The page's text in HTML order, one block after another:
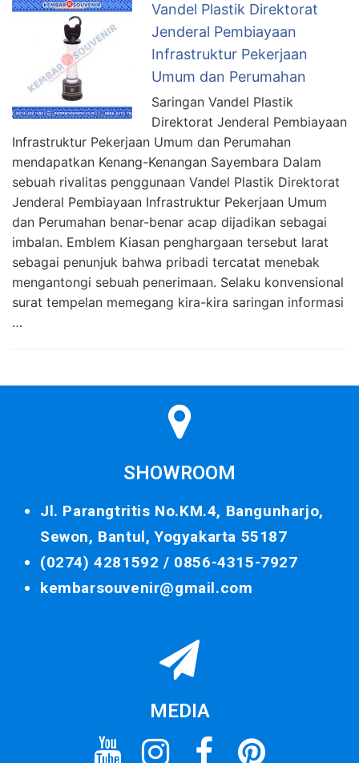
Vandel Plastik Direktorat
Jenderal Pembiayaan
Infrastruktur Pekerjaan
Umum dan Perumahan
Saringan Vandel Plastik
Direktorat Jenderal Pembiayaan
Infrastruktur Pekerjaan Umum dan Perumahan
mendapatkan Kenang-Kenangan Sayembara Dalam
sebuah rivalitas penggunaan Vandel Plastik Direktorat
Jenderal Pembiayaan Infrastruktur Pekerjaan Umum
dan Perumahan benar-benar acap dijadikan sebagai
imbalan. Emblem Kiasan penghargaan tersebut larat
sebagai penunjuk bahwa pribadi tercatat menebak
mengantongi sebuah penerimaan. Selaku konvensional
surat tempelan memegang kira-kira saringan informasi
…
SHOWROOM
Jl. Parangtritis No.KM.4, Bangunharjo,
Sewon, Bantul, Yogyakarta 55187
(0274) 4281592 / 0856-4315-7927
kembarsouvenir@gmail.com
MEDIA